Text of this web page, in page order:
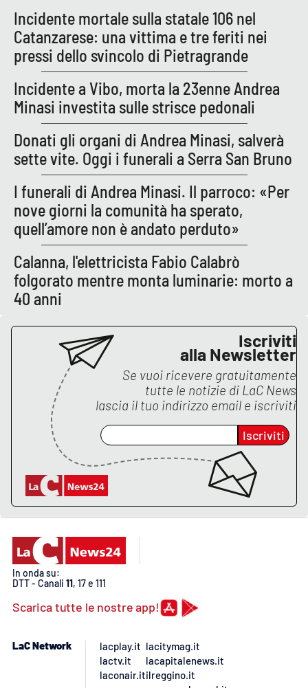
Lamezia Terme
PROGETTI
Buona Sanità Calabria
LA
CALABRIAVISIONE
Destinazioni
Eventi
Food
Storie
NETWORK
Lacplay.it
Lactv.it
Laconair.it
Lacitymag.it
Ilreggino.it
Catanzarochannel.it
Incidente mortale sulla statale 106 nel
Catanzarese: una vittima e tre feriti nei
pressi dello svincolo di Pietragrande
Incidente a Vibo, morta la 23enne Andrea
Minasi investita sulle strisce pedonali
Donati gli organi di Andrea Minasi, salverà
sette vite. Oggi i funerali a Serra San Bruno
I funerali di Andrea Minasi. Il parroco: «Per
nove giorni la comunità ha sperato,
quell’amore non è andato perduto»
Calanna, l'elettricista Fabio Calabrò
folgorato mentre monta luminarie: morto a
40 anni
Iscriviti
alla Newsletter
Se vuoi ricevere gratuitamente
tutte le notizie di LaC News
lascia il tuo indirizzo email e iscriviti
Iscriviti
In onda su:
DTT - Canali 11, 17 e 111
Scarica tutte le nostre app!
LaC Network
lacplay.it
lactv.it
laconair.it
lacitymag.it
lacapitalenews.it
ilreggino.it